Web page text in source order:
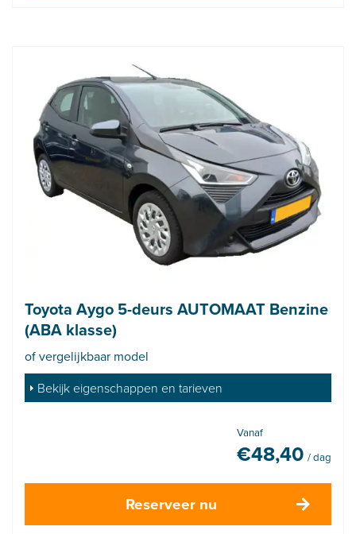
Toyota Aygo 5-deurs AUTOMAAT Benzine
(ABA klasse)
of vergelijkbaar model
Bekijk eigenschappen en tarieven
Vanaf
€48,40 / dag
Reserveer nu